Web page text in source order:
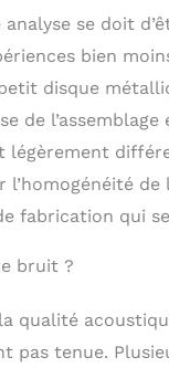
à cordon
à
se doit
bien
disque
de
légèrement
fabrication qui
bruit ?
qualité
pas tenue.